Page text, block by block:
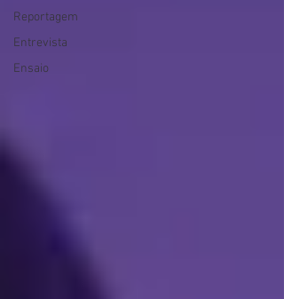
Reportagem
Entrevista
Ensaio